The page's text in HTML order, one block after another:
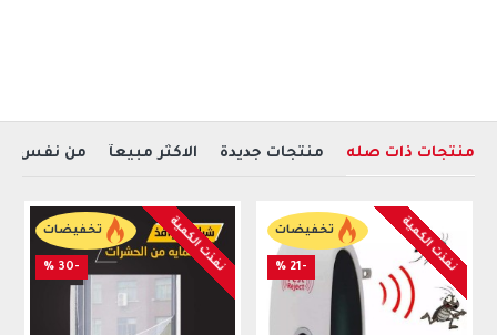
منتجات ذات صله منتجات جديدة الاكثر مبيعآ من نفس
تخفيضات
-21 % نفذت الكمية تخفيضات
-30 % نفذت الكمية